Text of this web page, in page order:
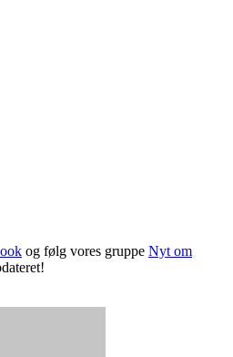
og følg vores gruppe Nyt om